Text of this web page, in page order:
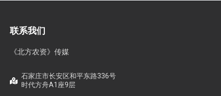
联系我们
《北方农资》传媒
石家庄市长安区和平东路336号
时代方舟A1座9层